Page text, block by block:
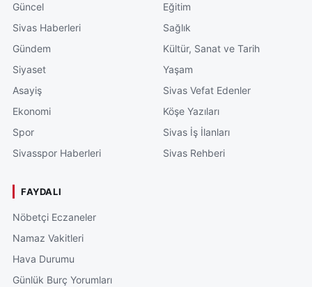
Güncel
Sivas Haberleri
Gündem
Siyaset
Asayiş
Ekonomi
Spor
Sivasspor Haberleri
Eğitim
Sağlık
Kültür, Sanat ve Tarih
Yaşam
Sivas Vefat Edenler
Köşe Yazıları
Sivas İş İlanları
Sivas Rehberi
FAYDALI
Nöbetçi Eczaneler
Namaz Vakitleri
Hava Durumu
Günlük Burç Yorumları